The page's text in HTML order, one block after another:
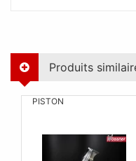
Produits
PISTON